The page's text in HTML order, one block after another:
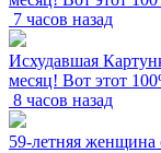
7 часов назад
Исхудавшая
месяц! Вот этот
8 часов назад
59-летняя женщина